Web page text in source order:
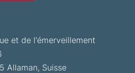
et de l'émerveillement
Allaman, Suisse